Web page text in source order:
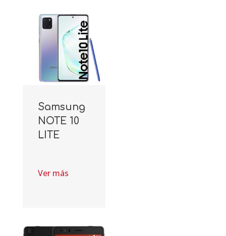
Samsung
NOTE 10
LITE
Ver más